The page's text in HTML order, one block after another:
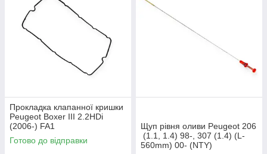
Прокладка клапанної кришки
Peugeot Boxer III 2.2HDi
(2006-) FA1
Готово до відправки
Щуп рівня оливи Peugeot 206
(1.1, 1.4) 98-, 307 (1.4) (L-
560mm) 00- (NTY)